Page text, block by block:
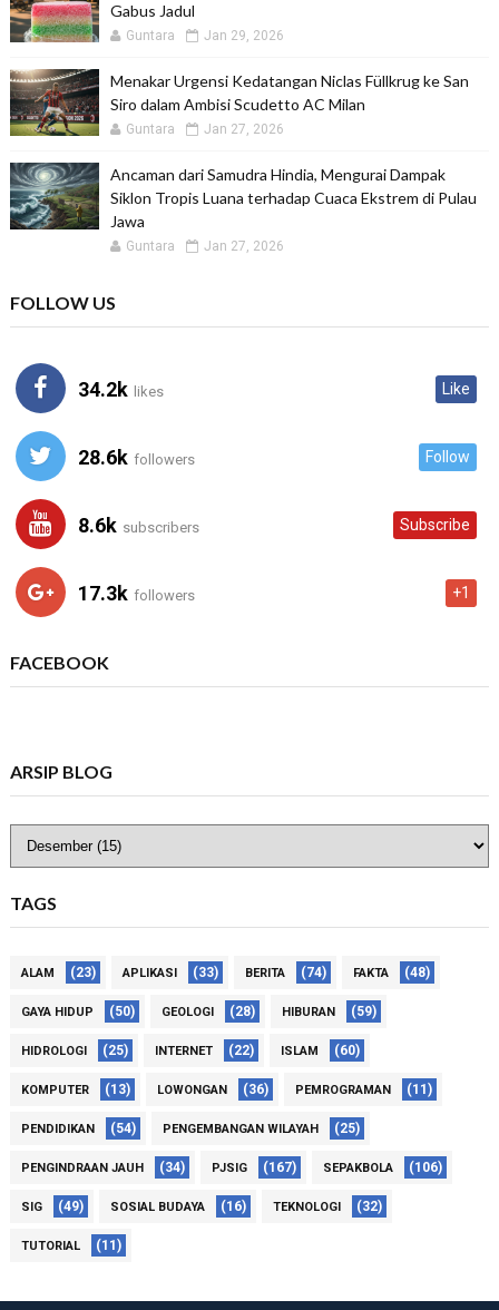
Gabus Jadul
Guntara Jan 29, 2026
Menakar Urgensi Kedatangan Niclas Füllkrug ke San
Siro dalam Ambisi Scudetto AC Milan
Guntara Jan 27, 2026
Ancaman dari Samudra Hindia, Mengurai Dampak
Siklon Tropis Luana terhadap Cuaca Ekstrem di Pulau
Jawa
Guntara Jan 27, 2026
FOLLOW US
34.2k likes Like
28.6k followers Follow
8.6k subscribers Subscribe
17.3k followers +1
FACEBOOK
ARSIP BLOG
TAGS
ALAM (23) APLIKASI (33) BERITA (74) FAKTA (48)
GAYA HIDUP (50) GEOLOGI (28) HIBURAN (59)
HIDROLOGI (25) INTERNET (22) ISLAM (60)
KOMPUTER (13) LOWONGAN (36) PEMROGRAMAN (11)
PENDIDIKAN (54) PENGEMBANGAN WILAYAH (25)
PENGINDRAAN JAUH (34) PJSIG (167) SEPAKBOLA (106)
SIG (49) SOSIAL BUDAYA (16) TEKNOLOGI (32)
TUTORIAL (11)